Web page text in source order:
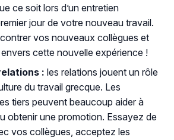
ce soit lors d’un entretien
jour de votre nouveau travail.
vos nouveaux collègues et
cette nouvelle expérience !
: les relations jouent un rôle
du travail grecque. Les
tiers peuvent beaucoup aider à
obtenir une promotion. Essayez de
vos collègues, acceptez les